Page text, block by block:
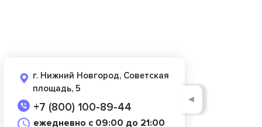
г. Нижний Новгород, Советская
площадь, 5
+7 (800) 100-89-44
ежедневно с 09:00 до 21:00
◄